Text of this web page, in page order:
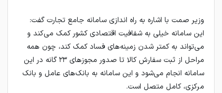
وزیر صمت با اشاره به راه اندازی سامانه جامع تجارت گفت:
این سامانه خیلی به شفافیت اقتصادی کشور کمک می‌کند و
می‌تواند به کمتر شدن زمینه‌های فساد کمک کند، چون همه
مراحل از ثبت سفارش کالا تا صدور مجوز‌های ۲۳ گانه در این
سامانه انجام می‌شود و این سامانه به بانک‌های عامل و بانک
مرکزی، کامل متصل است.